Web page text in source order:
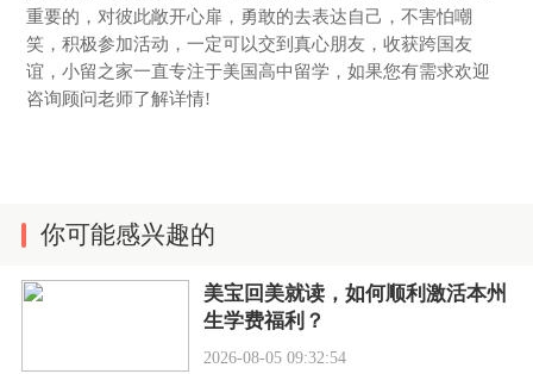
重要的，对彼此敞开心扉，勇敢的去表达自己，不害怕嘲
笑，积极参加活动，一定可以交到真心朋友，收获跨国友
谊，小留之家一直专注于美国高中留学，如果您有需求欢迎
咨询顾问老师了解详情!
你可能感兴趣的
美宝回美就读，如何顺利激活本州
生学费福利？
2026-08-05 09:32:54